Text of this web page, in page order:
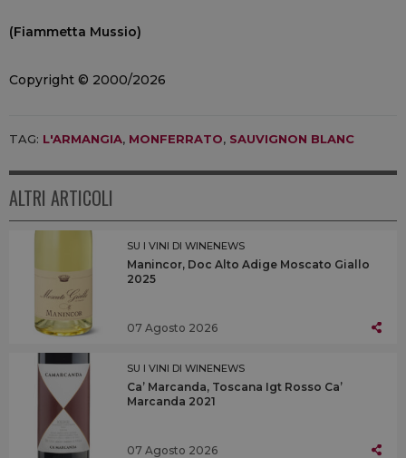
(Fiammetta Mussio)
Copyright © 2000/2026
TAG: L'ARMANGIA, MONFERRATO, SAUVIGNON BLANC
ALTRI ARTICOLI
SU I VINI DI WINENEWS
Manincor, Doc Alto Adige Moscato Giallo
2025
07 Agosto 2026
SU I VINI DI WINENEWS
Ca’ Marcanda, Toscana Igt Rosso Ca’
Marcanda 2021
07 Agosto 2026